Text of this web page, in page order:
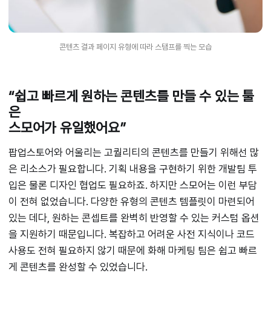
콘텐츠 결과 페이지 유형에 따라 스탬프를 찍는 모습
“쉽고 빠르게 원하는 콘텐츠를 만들 수 있는 툴
은
스모어가 유일했어요”
팝업스토어와 어울리는 고퀄리티의 콘텐츠를 만들기 위해선 많
은 리소스가 필요합니다. 기획 내용을 구현하기 위한 개발팀 투
입은 물론 디자인 협업도 필요하죠. 하지만 스모어는 이런 부담
이 전혀 없었습니다. 다양한 유형의 콘텐츠 템플릿이 마련되어
있는 데다, 원하는 콘셉트를 완벽히 반영할 수 있는 커스텀 옵션
을 지원하기 때문입니다. 복잡하고 어려운 사전 지식이나 코드
사용도 전혀 필요하지 않기 때문에 화해 마케팅 팀은 쉽고 빠르
게 콘텐츠를 완성할 수 있었습니다.